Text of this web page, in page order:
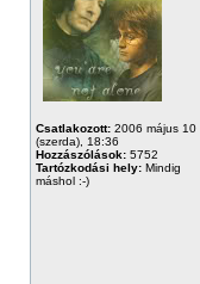
Csatlakozott: 2006 május 10
(szerda), 18:36
Hozzászólások: 5752
Tartózkodási hely: Mindig
máshol :-)